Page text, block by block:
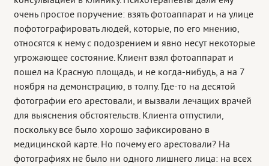
очень простое поручение: взять фотоаппарат и на улице
пофотографировать людей, которые, по его мнению,
относятся к нему с подозрением и явно несут некоторые
угрожающее состояние. Клиент взял фотоаппарат и
пошел на Красную площадь, и не когда-нибудь, а на 7
ноября на демонстрацию, в толпу. Где-то на десятой
фотографии его арестовали, и вызвали лечащих врачей
для выяснения обстоятельств. Клиента отпустили,
поскольку все было хорошо зафиксировано в
медицинской карте. Но почему его арестовали? На
фотографиях не было ни одного лишнего лица: на всех